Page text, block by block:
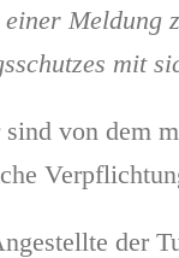
Meldung
mit
von dem
der